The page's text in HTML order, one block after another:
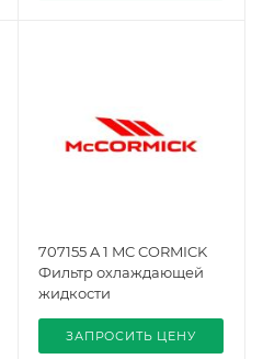
707155 A 1 MC CORMICK
Фильтр охлаждающей
жидкости
ЗАПРОСИТЬ ЦЕНУ